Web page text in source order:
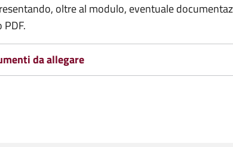
oltre al modulo, eventuale
da allegare